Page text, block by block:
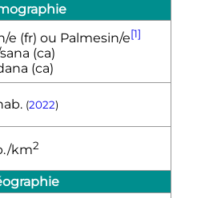
e (fr) ou Palmesin/e[1]
(ca)
(ca)
(2022)
km2